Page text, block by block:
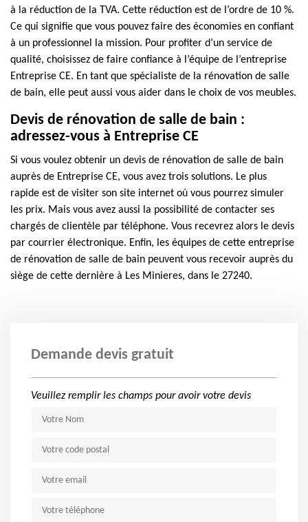
à la réduction de la TVA. Cette réduction est de l’ordre de 10 %.
Ce qui signifie que vous pouvez faire des économies en confiant
à un professionnel la mission. Pour profiter d’un service de
qualité, choisissez de faire confiance à l’équipe de l’entreprise
Entreprise CE. En tant que spécialiste de la rénovation de salle
de bain, elle peut aussi vous aider dans le choix de vos meubles.
Devis de rénovation de salle de bain :
adressez-vous à Entreprise CE
Si vous voulez obtenir un devis de rénovation de salle de bain
auprès de Entreprise CE, vous avez trois solutions. Le plus
rapide est de visiter son site internet où vous pourrez simuler
les prix. Mais vous avez aussi la possibilité de contacter ses
chargés de clientèle par téléphone. Vous recevrez alors le devis
par courrier électronique. Enfin, les équipes de cette entreprise
de rénovation de salle de bain peuvent vous recevoir auprès du
siège de cette dernière à Les Minieres, dans le 27240.
Demande devis gratuit
Veuillez remplir les champs pour avoir votre devis